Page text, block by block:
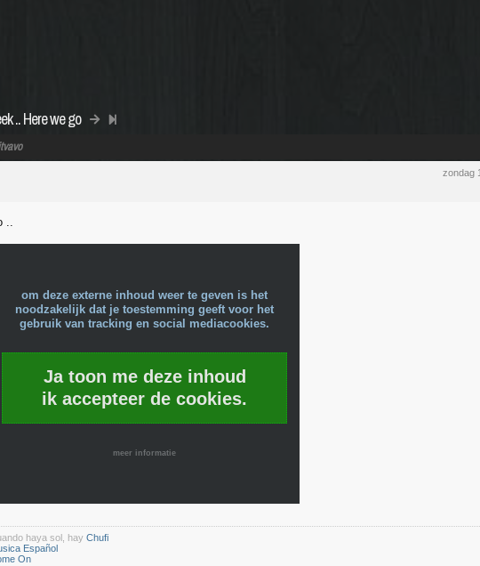
.. Here we go
zondag
..
om deze externe inhoud weer te geven is het
noodzakelijk dat je toestemming geeft voor het
gebruik van tracking en social mediacookies.
Ja toon me deze inhoud
ik accepteer de cookies.
meer informatie
haya sol, hay Chufi
Español
On